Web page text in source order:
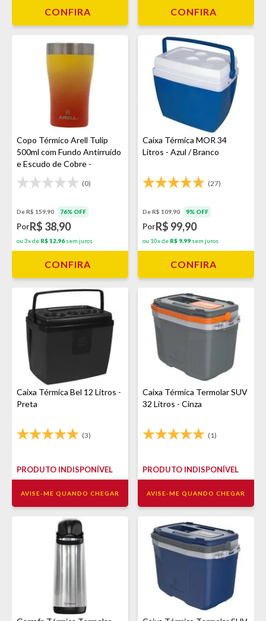
CONFIRA CONFIRA
Copo Térmico Arell Tulip
500ml com Fundo Antirruído
e Escudo de Cobre -
Laranja/Amarelo
(0)
De R$ 159,90 76% OFF
PorR$ 38,90
ou 3x de R$ 12,96sem juros
CONFIRA
Caixa Térmica MOR 34
Litros - Azul / Branco
(27)
De R$ 109,90 9% OFF
PorR$ 99,90
ou 10x de R$ 9,99 sem juros
CONFIRA
Caixa Térmica Bel 12 Litros -
Preta
(3)
PRODUTO INDISPONÍVEL
AVISE-ME QUANDO CHEGAR
Caixa Térmica Termolar SUV
32 Litros - Cinza
(1)
PRODUTO INDISPONÍVEL
AVISE-ME QUANDO CHEGAR